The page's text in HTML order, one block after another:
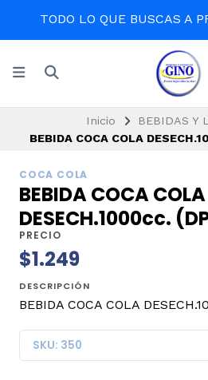
TODO LO QUE BUSCAS A
Inicio
BEBIDAS Y
BEBIDA COCA COLA
COCA COLA
BEBIDA COCA COLA
DESECH.1000cc.
PRECIO
$1.249
DESCRIPCIÓN
BEBIDA COCA COLA
SKU: 350